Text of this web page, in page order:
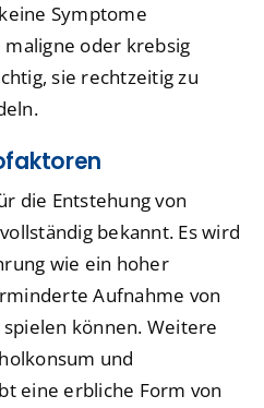
Symptome
oder krebsig
sie rechtzeitig zu
die Entstehung von
bekannt. Es wird
wie ein hoher
Aufnahme von
können. Weitere
und
eine erbliche Form von